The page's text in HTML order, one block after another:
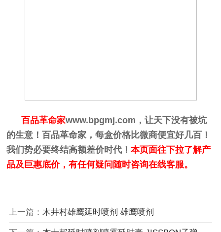
百品革命家www.bpgmj.com ，让天下没有被坑
的生意！百品革命家，每盒价格比微商便宜好几百！
我们势必要终结高额差价时代！本页面往下拉了解产
品及巨惠底价，有任何疑问随时咨询在线客服。
上一篇： 木井村雄鹰延时喷剂 雄鹰喷剂